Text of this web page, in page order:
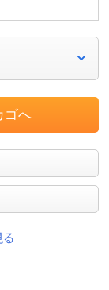
ゴへ